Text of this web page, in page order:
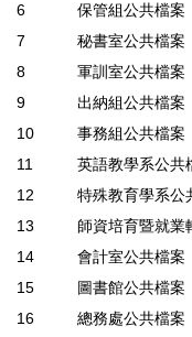
6
保管組公共檔案
7
秘書室公共檔案
8
軍訓室公共檔案
9
出納組公共檔案
10
事務組公共檔案
11
英語教學系公共
12
特殊教育學系公
13
師資培育暨就業
14
會計室公共檔案
15
圖書館公共檔案
16
總務處公共檔案